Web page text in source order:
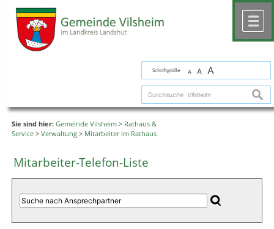
Schriftgröße A A A
Sie sind hier: Gemeinde Vilsheim > Rathaus &
Service > Verwaltung > Mitarbeiter im Rathaus
Mitarbeiter-Telefon-Liste